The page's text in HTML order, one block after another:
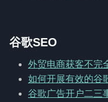
谷歌SEO
外贸电商获客不完
如何开展有效的谷
谷歌广告开户二三